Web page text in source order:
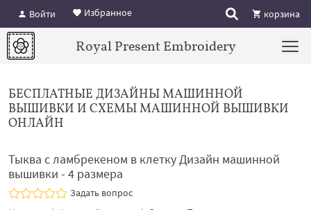
Войти Избранное корзина
Royal Present Embroidery
БЕСПЛАТНЫЕ ДИЗАЙНЫ МАШИННОЙ
ВЫШИВКИ И СХЕМЫ МАШИННОЙ ВЫШИВКИ
ОНЛАЙН
Тыква с ламбрекеном в клетку Дизайн машинной
вышивки - 4 размера
Задать вопрос